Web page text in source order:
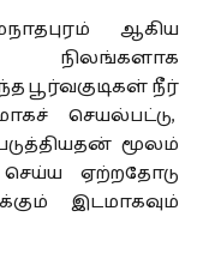
ஆகிய
பூர்வகுடிகள் நீர்
செயல்பட்டு,
மூலம்
ஏற்றதோடு
இடமாகவும்